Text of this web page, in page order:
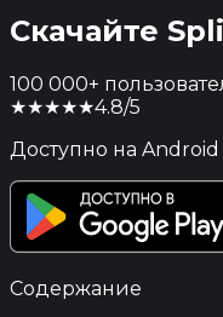
Скачайте
100 000+
★★★★★4.8/5
Доступно на
Содержание